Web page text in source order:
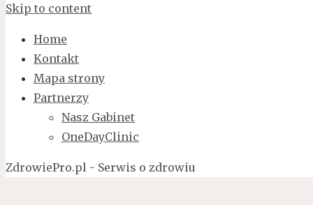
Skip to content
Home
Kontakt
Mapa strony
Partnerzy
Nasz Gabinet
OneDayClinic
ZdrowiePro.pl - Serwis o zdrowiu